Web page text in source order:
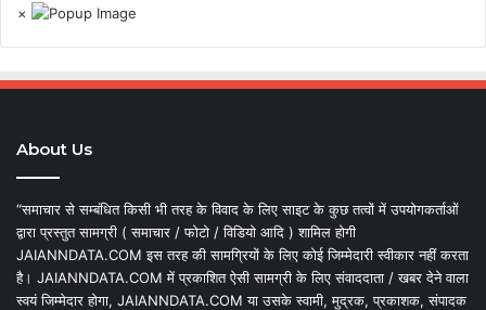
×
About Us
“समाचार से सम्बंधित किसी भी तरह के विवाद के लिए साइट के कुछ तत्वों में उपयोगकर्ताओं
द्वारा प्रस्तुत सामग्री ( समाचार / फोटो / विडियो आदि ) शामिल होगी
JAIANNDATA.COM इस तरह की सामग्रियों के लिए कोई जिम्मेदारी स्वीकार नहीं करता
है। JAIANNDATA.COM में प्रकाशित ऐसी सामग्री के लिए संवाददाता / खबर देने वाला
स्वयं जिम्मेदार होगा, JAIANNDATA.COM या उसके स्वामी, मुद्रक, प्रकाशक, संपादक